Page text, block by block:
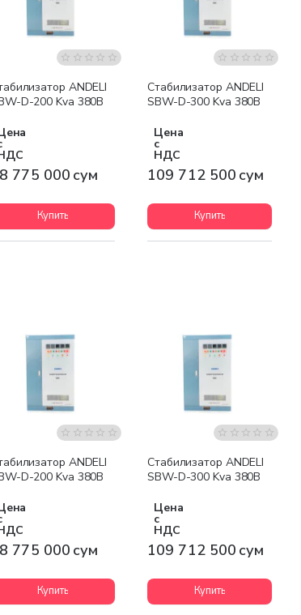
доставка
ANDELI
D-200 Kva 380В
775 000 сум
Купить
Бесплатная доставка
Стабилизатор ANDELI
SBW-D-300 Kva 380В
Цена
с
НДС
109 712 500 сум
Купить
доставка
ANDELI
D-200 Kva 380В
775 000 сум
Купить
Бесплатная доставка
Стабилизатор ANDELI
SBW-D-300 Kva 380В
Цена
с
НДС
109 712 500 сум
Купить